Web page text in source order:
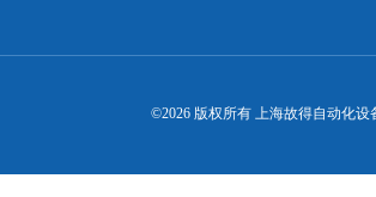
©2026 版权所有 上海故得自动化